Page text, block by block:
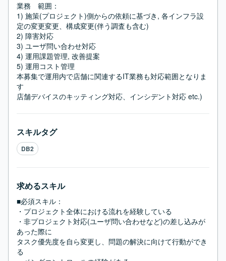
業務　範囲：
1) 施策(プロジェクト)側からの依頼に基づき, 各インフラ設
定の変更変更、構成変更(伴う調査も含む)
2) 障害対応
3) ユーザ問い合わせ対応
4) 運用課題管理, 改善提案
5) 運用コスト管理
本募集で運用内で店舗に関連するIT業務も対応範囲となりま
す
店舗デバイスのキッティング対応、インシデント対応 etc.)
スキルタグ
DB2
求めるスキル
■必須スキル：
・プロジェクト全体における流れを経験している
・非プロジェクト対応(ユーザ問い合わせなど)の差し込みが
あった際に
タスク優先度を自ら変更し、問題の解決に向けて行動ができ
る